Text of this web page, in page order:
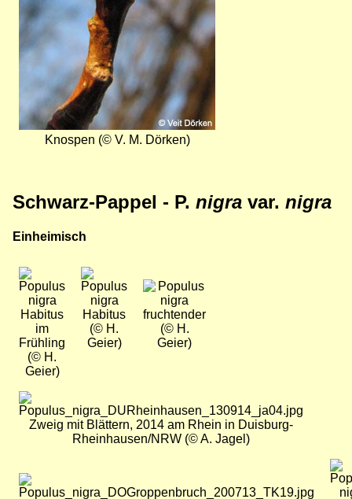
Knospen (© V. M. Dörken)
Schwarz-Pappel - P. nigra var. nigra
Einheimisch
Bild
Habitus
im
Frühling
(© H.
Geier)
Bild
Habitus
(© H.
Geier)
Bild
fruchtender
(© H.
Geier)
Bild
Zweig mit Blättern, 2014 am Rhein in Duisburg-
Rheinhausen/NRW (© A. Jagel)
Bild